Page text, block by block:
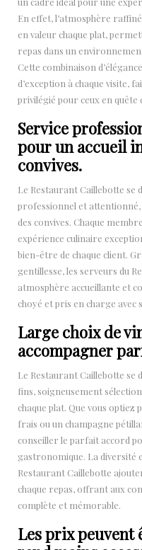
En effet, l’atmosphère
en valeur chaque plat,
repas dans un
Cette combinaison
d’exception à chaque visite,
privilégié pour ceux en quête
Service
pour un accueil
convives.
Le Restaurant Caillebotte se
professionnel et attentionné,
des convives. Chaque
expérience culinaire
bien-être de chaque client.
gentillesse, les serveurs du
atmosphère accueillante et
choyé et pris en charge avec
Large choix de
accompagner
Le Restaurant Caillebotte se
fins, soigneusement
chaque plat. Que vous
frais ou un champagne
conseiller le parfait accord
gastronomique. La diversité
Restaurant Caillebotte
chaque repas, offrant aux
complète et mémorable.
Les prix peuvent